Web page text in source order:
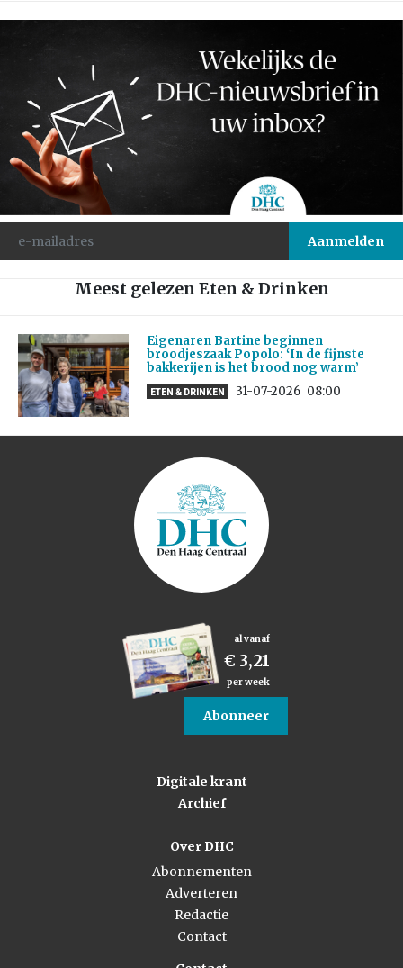
Meest gelezen Eten & Drinken
Eigenaren Bartine beginnen
broodjeszaak Popolo: ‘In de fijnste
bakkerijen is het brood nog warm’
ETEN & DRINKEN 31-07-2026 08:00
al vanaf
€ 3,21
per week
Abonneer
Digitale krant
Archief
Over DHC
Abonnementen
Adverteren
Redactie
Contact